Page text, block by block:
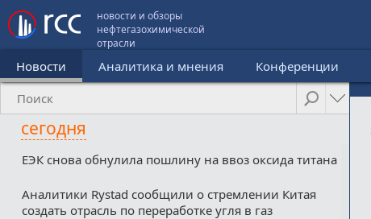
новости и обзоры
нефтегазохимической
отрасли
Новости Аналитика и мнения Конференции
сегодня
ЕЭК снова обнулила пошлину на ввоз оксида титана
Аналитики Rystad сообщили о стремлении Китая
создать отрасль по переработке угля в газ